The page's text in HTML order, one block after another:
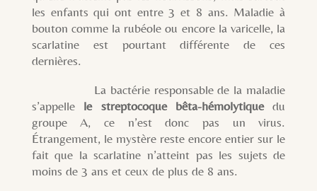
les enfants qui ont entre 3 et 8 ans. Maladie à
bouton comme la rubéole ou encore la varicelle, la
scarlatine est pourtant différente de ces
dernières.
La bactérie responsable de la maladie
s’appelle le streptocoque bêta-hémolytiquedu
groupe A, ce n’est donc pas un virus.
Étrangement, le mystère reste encore entier sur le
fait que la scarlatine n’atteint pas les sujets de
moins de 3 ans et ceux de plus de 8 ans.